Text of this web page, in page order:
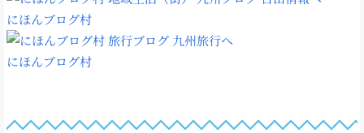
にほんブログ村
にほんブログ村